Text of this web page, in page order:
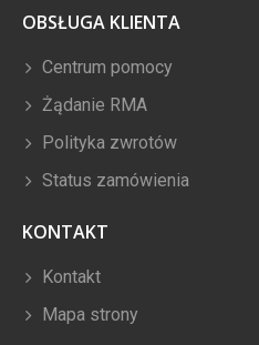
OBSŁUGA KLIENTA
Centrum pomocy
Żądanie RMA
Polityka zwrotów
Status zamówienia
KONTAKT
Kontakt
Mapa strony